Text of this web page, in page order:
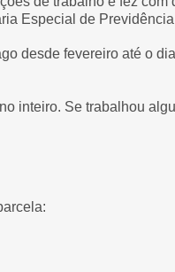
Especial de
desde fevereiro até o
inteiro. Se trabalhou